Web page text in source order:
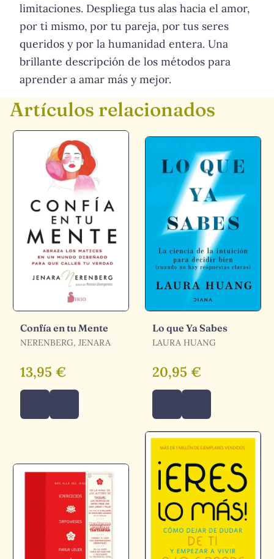
limitaciones. Despliega tus alas hacia el amor,
por ti mismo, por tu pareja, por tus seres
queridos y por la humanidad entera. Una
brillante descripción de los métodos para
aprender a amar más y mejor.
Artículos relacionados
Confía en tu Mente
NERENBERG, JENARA
13,95 €
Lo que Ya Sabes
LAURA HUANG
20,95 €